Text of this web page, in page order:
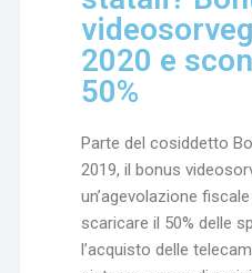
2020 e
50%
Parte del cosiddetto
2019, il bonus
un’agevolazione
scaricare il 50% delle
l’acquisto delle